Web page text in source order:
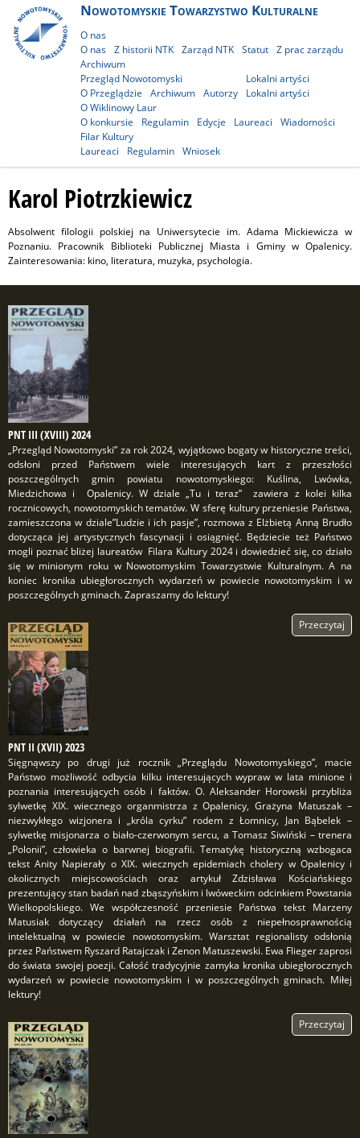
Nowotomyskie Towarzystwo Kulturalne
O nas
O nas Z historii NTK Zarząd NTK Statut Z prac zarządu
Archiwum
Przegląd Nowotomyski
O Przeglądzie
Archiwum Autorzy
Lokalni artyści
Lokalni artyści
O Wiklinowy Laur
O konkursie
Regulamin Edycje Laureaci
Wiadomości
Filar Kultury
Laureaci
Regulamin Wniosek
Karol Piotrzkiewicz
Absolwent filologii polskiej na Uniwersytecie im. Adama Mickiewicza w
Poznaniu. Pracownik Biblioteki Publicznej Miasta i Gminy w Opalenicy.
Zainteresowania: kino, literatura, muzyka, psychologia.
PNT III (XVIII) 2024
„Przegląd Nowotomyski” za rok 2024, wyjątkowo bogaty w historyczne treści,
odsłoni przed Państwem wiele interesujących kart z przeszłości
poszczególnych gmin powiatu nowotomyskiego: Kuślina, Lwówka,
Miedzichowa i Opalenicy. W dziale „Tu i teraz” zawiera z kolei kilka
rocznicowych, nowotomyskich tematów. W sferę kultury przeniesie Państwa,
zamieszczona w dziale”Ludzie i ich pasje”, rozmowa z Elżbietą Anną Brudło
dotycząca jej artystycznych fascynacji i osiągnięć. Będziecie też Państwo
mogli poznać bliżej laureatów Filara Kultury 2024 i dowiedzieć się, co działo
się w minionym roku w Nowotomyskim Towarzystwie Kulturalnym. A na
koniec kronika ubiegłorocznych wydarzeń w powiecie nowotomyskim i w
poszczególnych gminach. Zapraszamy do lektury!
Przeczytaj
PNT II (XVII) 2023
Sięgnąwszy po drugi już rocznik „Przeglądu Nowotomyskiego”, macie
Państwo możliwość odbycia kilku interesujących wypraw w lata minione i
poznania interesujących osób i faktów. O. Aleksander Horowski przybliża
sylwetkę XIX. wiecznego organmistrza z Opalenicy, Grażyna Matuszak –
niezwykłego wizjonera i „króla cyrku” rodem z Łomnicy, Jan Bąbelek –
sylwetkę misjonarza o biało-czerwonym sercu, a Tomasz Siwiński – trenera
„Polonii”, człowieka o barwnej biografii. Tematykę historyczną wzbogaca
tekst Anity Napierały o XIX. wiecznych epidemiach cholery w Opalenicy i
okolicznych miejscowościach oraz artykuł Zdzisława Kościańskiego
prezentujący stan badań nad zbąszyńskim i lwóweckim odcinkiem Powstania
Wielkopolskiego. We współczesność przeniesie Państwa tekst Marzeny
Matusiak dotyczący działań na rzecz osób z niepełnosprawnością
intelektualną w powiecie nowotomyskim. Warsztat regionalisty odsłonią
przez Państwem Ryszard Ratajczak i Zenon Matuszewski. Ewa Flieger zaprosi
do świata swojej poezji. Całość tradycyjnie zamyka kronika ubiegłorocznych
wydarzeń w powiecie nowotomyskim i w poszczególnych gminach. Miłej
lektury!
Przeczytaj